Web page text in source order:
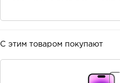
С этим товаром покупают